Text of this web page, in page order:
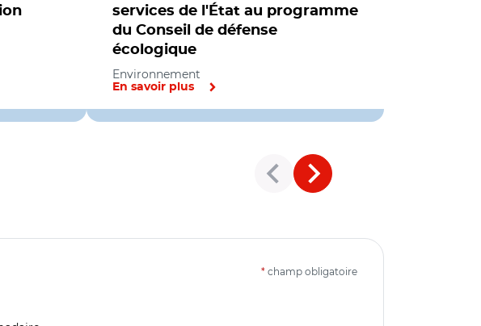
services de l'État au programme
du Conseil de défense
écologique
Environnement
En savoir plus
* champ obligatoire